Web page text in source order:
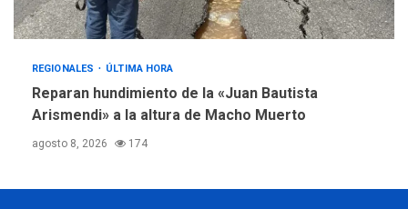
REGIONALES ÚLTIMA HORA
Reparan hundimiento de la «Juan Bautista
Arismendi» a la altura de Macho Muerto
agosto 8, 2026 174